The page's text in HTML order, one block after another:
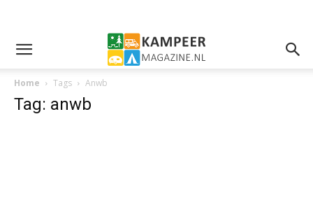
Home Tags Anwb
Tag: anwb